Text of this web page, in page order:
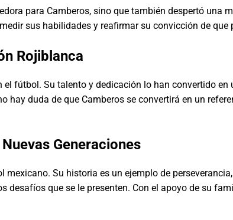
para Camberos, sino que también despertó una
sus habilidades y reafirmar su convicción de que
Rojiblanca
el fútbol. Su talento y dedicación lo han convertido
duda de que Camberos se convertirá en un
Generaciones
Su historia es un ejemplo de
que se le presenten. Con el apoyo de su